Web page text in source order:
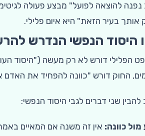
נפנה להוצאה לפועל" מבצע פעולה
אותך בעיר הזאת" היא איום פלילי.
היסוד הנפשי הנדרש
החוק דורש "כוונה להפחיד את האדם
להבין שני דברים לגבי היסוד הנפשי:
מול כוונה: אין זה משנה אם המאיים